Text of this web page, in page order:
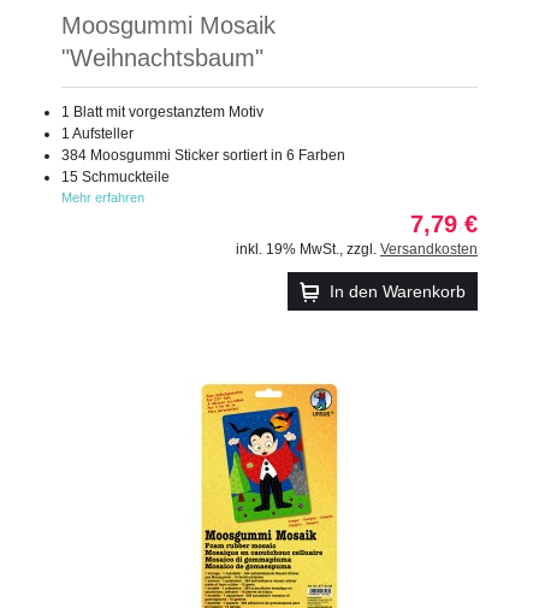
Moosgummi Mosaik
"Weihnachtsbaum"
1 Blatt mit vorgestanztem Motiv
1 Aufsteller
384 Moosgummi Sticker sortiert in 6 Farben
15 Schmuckteile
Mehr erfahren
7,79 €
inkl. 19% MwSt. zzgl. Versandkosten
In den Warenkorb